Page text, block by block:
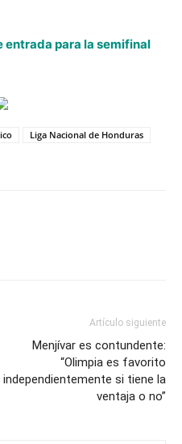
entrada para la semifinal
Liga Nacional de Honduras
Artículo siguiente
Menjívar es contundente:
“Olimpia es favorito
independientemente si tiene la
ventaja o no”